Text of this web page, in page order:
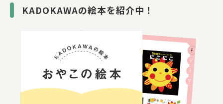
KADOKAWAの絵本を紹介中！